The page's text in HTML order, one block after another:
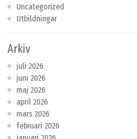
Uncategorized
Utbildningar
Arkiv
juli 2026
juni 2026
maj 2026
april 2026
mars 2026
februari 2026